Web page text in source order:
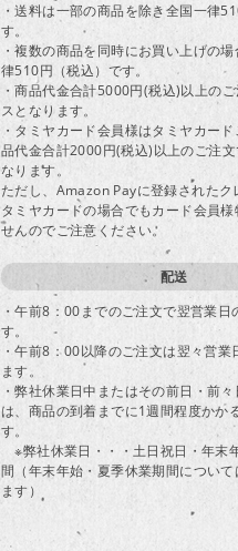
・送料は一部の商品を除き全国一律
す。
・複数の商品を同時にお買い上げの
律510円（税込）です。
・商品代金合計5000円(税込)以上の
スとなります。
・タミヤカード会員様はタミヤカー
品代金合計2000円(税込)以上のご注
なります。
ただし、Amazon Payに登録されたク
タミヤカードの場合でもカード会員様
せんのでご注意ください。
配送
・午前8：00までのご注文で翌営業日
す。
・午前8：00以降のご注文は翌々営業
ます。
・弊社休業日中またはその前日・前
は、商品の到着までに1週間程度かか
す。
※弊社休業日・・・土日祝日・年末
間（年末年始・夏季休業期間につい
ます）